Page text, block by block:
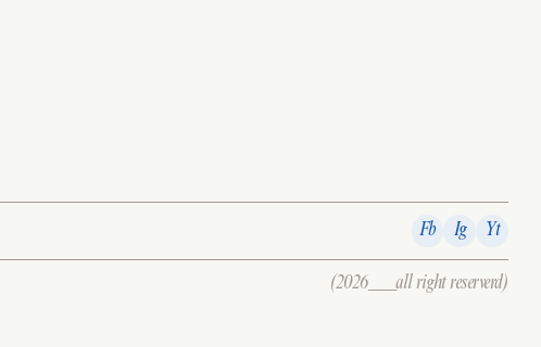
Fb Ig Yt
(2026___all right reserverd)